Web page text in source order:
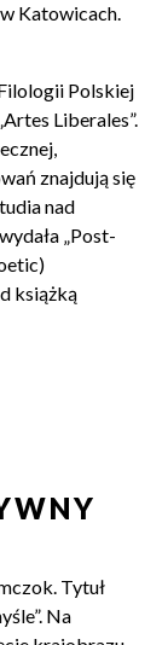
Katowicach.
Polskiej
Liberales”.
znajdują się
nad
„Post-
książką
Tytuł
Na